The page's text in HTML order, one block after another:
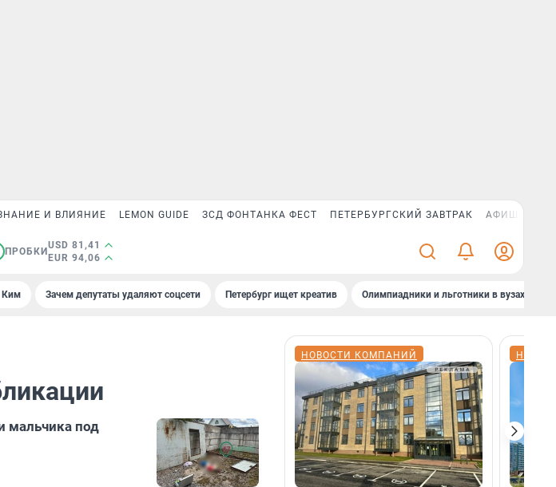
И ВЛИЯНИЕ LEMON GUIDE ЗСД ФОНТАНКА ФЕСТ ПЕТЕРБУРГСКИЙ ЗАВТРАК АФИША PLUS
ПРОБКИ
USD 81,41
EUR 94,06
Ким Зачем депутаты удаляют соцсети Петербург ищет креатив Олимпиадники и льготники в вузах СПб
мальчика под
НОВОСТИ КОМПАНИЙ